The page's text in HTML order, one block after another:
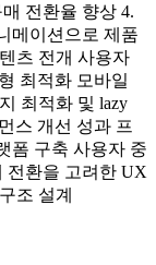
전환율 향상 4.
메이션으로 제품
츠 전개 사용자
최적화 모바일
최적화 및 lazy
스 개선 성과 프
폼 구축 사용자 중
전환을 고려한 UX
조 설계